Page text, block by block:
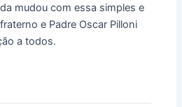
mudou com essa simples e
e Padre Oscar Pilloni
a todos.